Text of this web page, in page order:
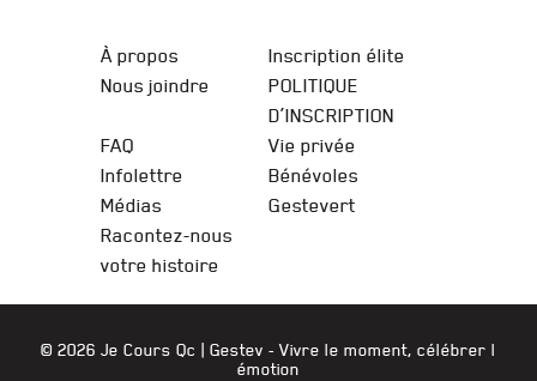
À propos
Inscription élite
Nous joindre
POLITIQUE
D’INSCRIPTION
FAQ
Vie privée
Infolettre
Bénévoles
Médias
Gestevert
Racontez-nous
votre histoire
© 2026 Je Cours Qc | Gestev - Vivre le moment, célébrer l
émotion